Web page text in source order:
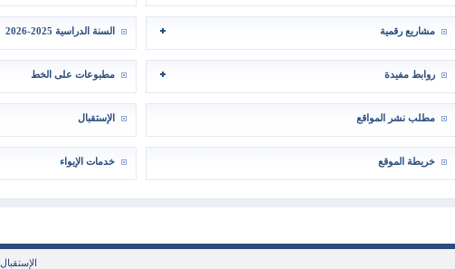
السنة الدراسية 2025-2026 مشاريع رقمية
مطبوعات على الخط روابط مفيدة
الإستقبال مطلب نشر المواقع
خدمات الإيواء خريطة الموقع
الإستقبال